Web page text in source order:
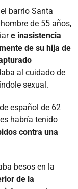
barrio Santa
de 55 años,
e inasistencia
de su hija de
al cuidado de
sexual.
español de 62
habría tenido
contra una
besos en la
de la